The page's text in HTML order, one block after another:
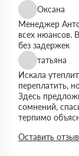
Оксана
Менеджер
всех нюансов.
без задержек
татьяна
Искала
переплатить,
Здесь
сомнений,
терпимо
Оставить отзыв